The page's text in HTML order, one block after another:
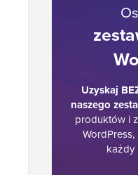
Uzyskaj
naszego
produktów i
każdy